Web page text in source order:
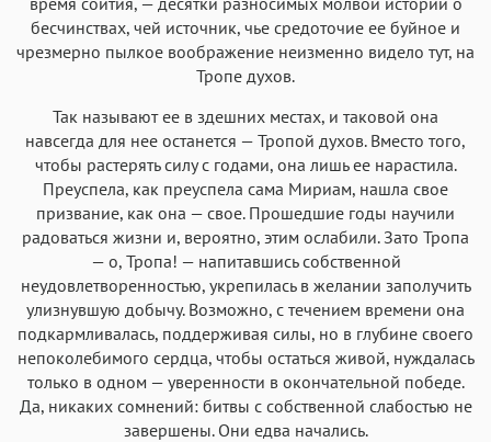
бесчинствах, чей источник, чье средоточие ее буйное и
чрезмерно пылкое воображение неизменно видело тут, на
Тропе духов.
Так называют ее в здешних местах, и таковой она
навсегда для нее останется — Тропой духов. Вместо того,
чтобы растерять силу с годами, она лишь ее нарастила.
Преуспела, как преуспела сама Мириам, нашла свое
призвание, как она — свое. Прошедшие годы научили
радоваться жизни и, вероятно, этим ослабили. Зато Тропа
— о, Тропа! — напитавшись собственной
неудовлетворенностью, укрепилась в желании заполучить
улизнувшую добычу. Возможно, с течением времени она
подкармливалась, поддерживая силы, но в глубине своего
непоколебимого сердца, чтобы остаться живой, нуждалась
только в одном — уверенности в окончательной победе.
Да, никаких сомнений: битвы с собственной слабостью не
завершены. Они едва начались.